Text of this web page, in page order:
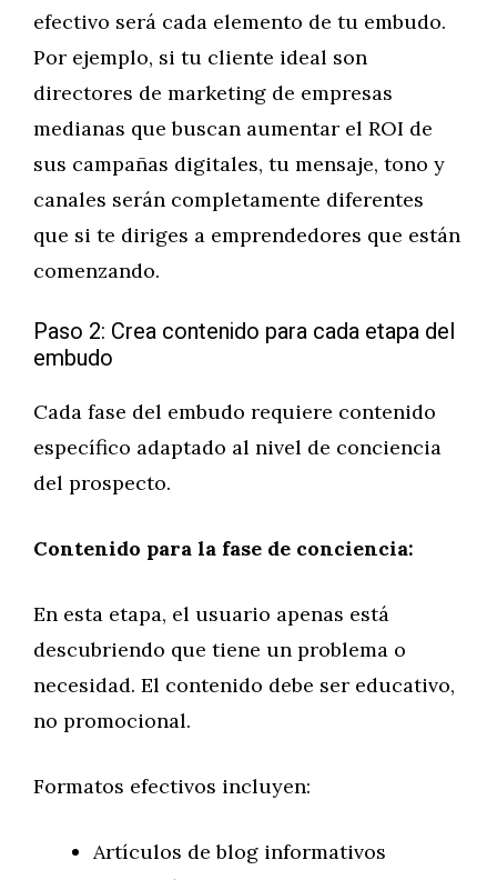
efectivo será cada elemento de tu embudo.
Por ejemplo, si tu cliente ideal son
directores de marketing de empresas
medianas que buscan aumentar el ROI de
sus campañas digitales, tu mensaje, tono y
canales serán completamente diferentes
que si te diriges a emprendedores que están
comenzando.
Paso 2: Crea contenido para cada etapa del
embudo
Cada fase del embudo requiere contenido
específico adaptado al nivel de conciencia
del prospecto.
Contenido para la fase de conciencia:
En esta etapa, el usuario apenas está
descubriendo que tiene un problema o
necesidad. El contenido debe ser educativo,
no promocional.
Formatos efectivos incluyen:
Artículos de blog informativos